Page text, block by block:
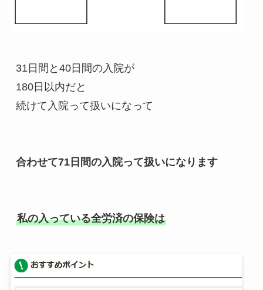
31日間と40日間の入院が
180日以内だと
続けて入院って扱いになって
合わせて71日間の入院って扱いになります
私の入っている全労済の保険は